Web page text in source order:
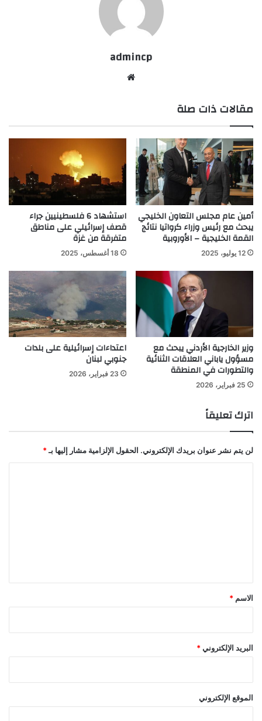
admincp
مقالات ذات صلة
أمين عام مجلس التعاون الخليجي
يبحث مع رئيس وزراء كرواتيا نتائج
القمة الخليجية – الأوروبية
12 يوليو، 2025
استشهاد 6 فلسطينيين جراء
قصف إسرائيلي على مناطق
متفرقة من غزة
18 أغسطس، 2025
وزير الخارجية الأردني يبحث مع
مسؤول ياباني العلاقات الثنائية
والتطورات في المنطقة
25 فبراير، 2026
اعتداءات إسرائيلية على بلدات
جنوبي لبنان
23 فبراير، 2026
اترك تعليقاً
لن يتم نشر عنوان بريدك الإلكتروني. الحقول الإلزامية مشار إليها بـ *
*
الاسم *
البريد الإلكتروني *
الموقع الإلكتروني